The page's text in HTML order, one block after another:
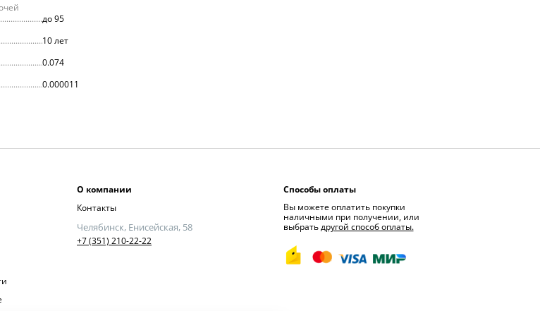
до 95
10 лет
0.074
0.000011
О компании
Контакты
Челябинск, Енисейская, 58
+7 (351) 210-22-22
Способы оплаты
Вы можете оплатить покупки
наличными при получении, или
выбратьдругой способ оплаты.